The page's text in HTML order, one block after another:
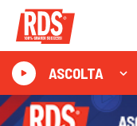
ASCOLTA